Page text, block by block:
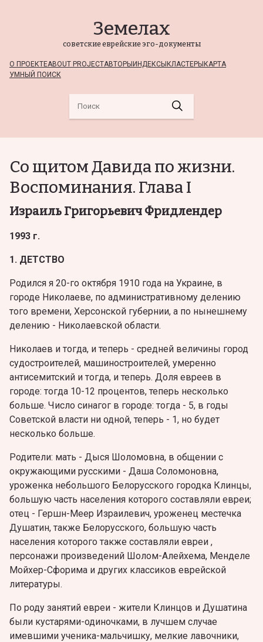
Земелах
советские еврейские эго-документы
О ПРОЕКТЕABOUT PROJECTАВТОРЫ ИНДЕКСЫ КЛАСТЕРЫ КАРТА
УМНЫЙ ПОИСК
Со щитом Давида по жизни.
Воспоминания. Глава I
Израиль Григорьевич Фридлендер
1993 г.
1. ДЕТСТВО
Родился я 20-го октября 1910 года на Украине, в
городе Николаеве, по административному делению
того времени, Херсонской губернии, а по нынешнему
делению - Николаевской области.
Николаев и тогда, и теперь - средней величины город
судостроителей, машиностроителей, умеренно
антисемитский и тогда, и теперь. Доля евреев в
городе: тогда 10-12 процентов, теперь несколько
больше. Число синагог в городе: тогда - 5, в годы
Советской власти ни одной, теперь - 1, но будет
несколько больше.
Родители: мать - Дыся Шоломовна, в общении с
окружающими русскими - Даша Соломоновна,
уроженка небольшого Белорусского городка Клинцы,
большую часть населения которого составляли евреи;
oтец - Гершн-Меер Израилевич, уроженец местечка
Душатин, также Белорусского, большую часть
населения которого также составляли евреи ,
персонажи произведений Шолом-Алейхема, Менделе
Мойхер-Сфорима и других классиков еврейской
литературы.
По роду занятий евреи - жители Клинцов и Душатина
были кустарями-одиночками, в лучшем случае
имевшими ученика-мальчишку, мелкие лавочники,